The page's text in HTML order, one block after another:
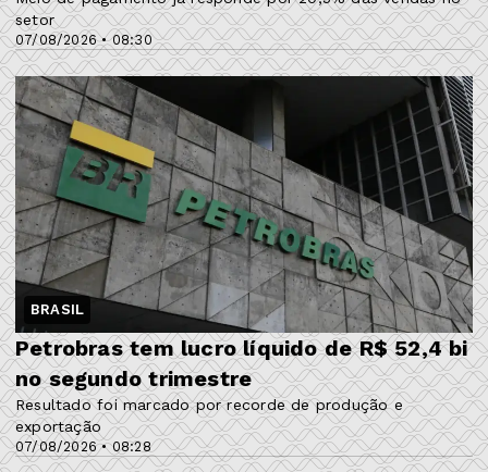
07/08/2026 • 08:30
setor
BRASIL
07/08/2026 • 08:28
Petrobras tem lucro líquido de R$ 52,4 bi
no segundo trimestre
Resultado foi marcado por recorde de produção e
exportação